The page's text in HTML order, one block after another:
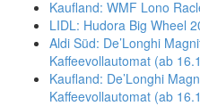
Kaufland: WMF Lono
LIDL: Hudora Big Wheel
Aldi Süd: De’Longhi
Kaffeevollautomat (ab
Kaufland: De’Longhi
Kaffeevollautomat (ab